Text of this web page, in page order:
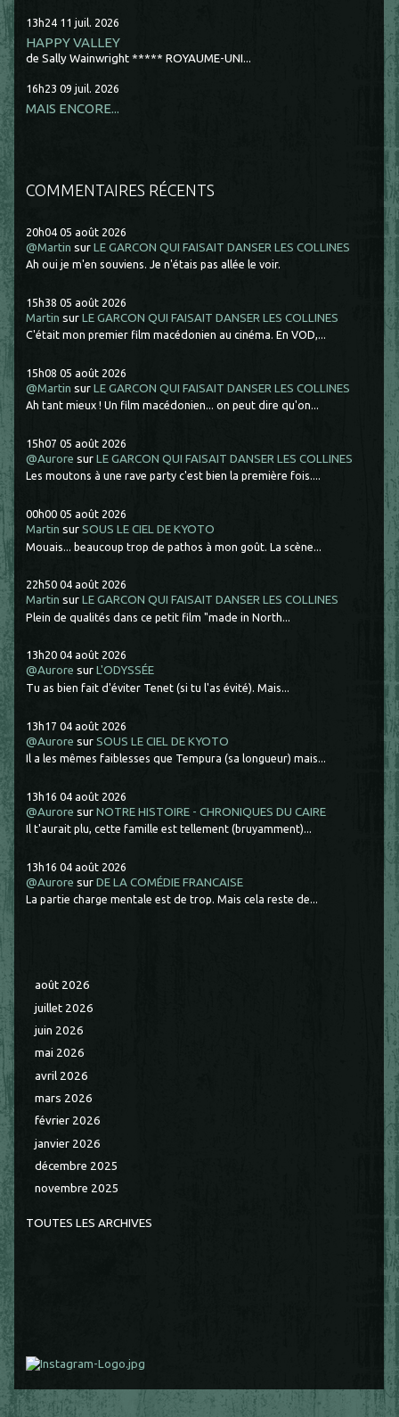
13h24 11 juil. 2026
HAPPY VALLEY
de Sally Wainwright ***** ROYAUME-UNI...
16h23 09 juil. 2026
MAIS ENCORE...
COMMENTAIRES RÉCENTS
20h04 05 août 2026
@Martin surLE GARCON QUI FAISAIT DANSER LES COLLINES
Ah oui je m'en souviens. Je n'étais pas allée le voir.
15h38 05 août 2026
Martin surLE GARCON QUI FAISAIT DANSER LES COLLINES
C'était mon premier film macédonien au cinéma. En VOD,...
15h08 05 août 2026
@Martin surLE GARCON QUI FAISAIT DANSER LES COLLINES
Ah tant mieux ! Un film macédonien... on peut dire qu'on...
15h07 05 août 2026
@Aurore surLE GARCON QUI FAISAIT DANSER LES COLLINES
Les moutons à une rave party c'est bien la première fois....
00h00 05 août 2026
Martin surSOUS LE CIEL DE KYOTO
Mouais... beaucoup trop de pathos à mon goût. La scène...
22h50 04 août 2026
Martin surLE GARCON QUI FAISAIT DANSER LES COLLINES
Plein de qualités dans ce petit film "made in North...
13h20 04 août 2026
@Aurore surL'ODYSSÉE
Tu as bien fait d'éviter Tenet (si tu l'as évité). Mais...
13h17 04 août 2026
@Aurore surSOUS LE CIEL DE KYOTO
Il a les mêmes faiblesses que Tempura (sa longueur) mais...
13h16 04 août 2026
@Aurore surNOTRE HISTOIRE - CHRONIQUES DU CAIRE
Il t'aurait plu, cette famille est tellement (bruyamment)...
13h16 04 août 2026
@Aurore surDE LA COMÉDIE FRANCAISE
La partie charge mentale est de trop. Mais cela reste de...
août 2026
juillet 2026
juin 2026
mai 2026
avril 2026
mars 2026
février 2026
janvier 2026
décembre 2025
novembre 2025
TOUTES LES ARCHIVES